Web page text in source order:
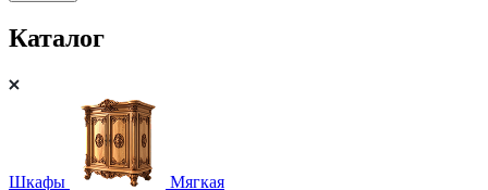
Каталог
Шкафы Мягкая